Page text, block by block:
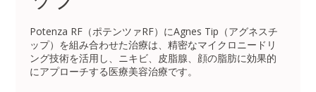
Potenza RF（ポテンツァRF）にAgnes Tip（アグネスチ
ップ）を組み合わせた治療は、精密なマイクロニードリ
ング技術を活用し、ニキビ、皮脂腺、顔の脂肪に効果的
にアプローチする医療美容治療です。